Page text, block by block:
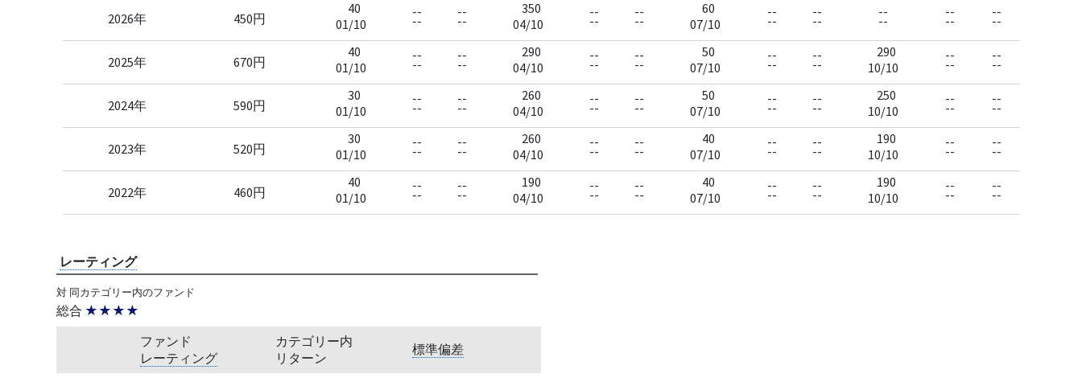
2026年 450円
40
01/10
--
--
--
--
350
04/10
--
--
--
--
60
07/10
--
--
--
--
--
--
--
--
--
--
2025年 670円
40
01/10
--
--
--
--
290
04/10
--
--
--
--
50
07/10
--
--
--
--
290
10/10
--
--
--
--
2024年 590円
30
01/10
--
--
--
--
260
04/10
--
--
--
--
50
07/10
--
--
--
--
250
10/10
--
--
--
--
2023年 520円
30
01/10
--
--
--
--
260
04/10
--
--
--
--
40
07/10
--
--
--
--
190
10/10
--
--
--
--
2022年 460円
40
01/10
--
--
--
--
190
04/10
--
--
--
--
40
07/10
--
--
--
--
190
10/10
--
--
--
--
レーティング
対 同カテゴリー内のファンド
総合 ★★★★
ファンド
レーティング
カテゴリー内
リターン
標準偏差